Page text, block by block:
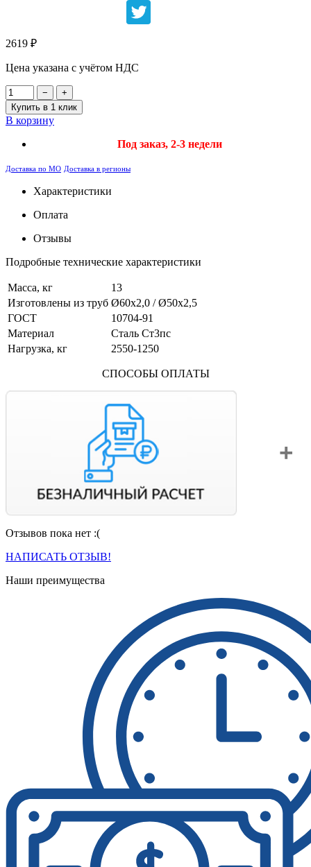
2619 ₽
Цена указана с учётом НДС
−
+
Купить в 1 клик
В корзину
Под заказ, 2-3 недели
Доставка по МО Доставка в регионы
Характеристики
Оплата
Отзывы
Подробные технические характеристики
Масса, кг
13
Изготовлены из труб Ø60х2,0 / Ø50х2,5
ГОСТ
10704-91
Материал
Сталь Ст3пс
Нагрузка, кг
2550-1250
СПОСОБЫ ОПЛАТЫ
Вы можете оплатить свой заказ по безналичному расчету
счет на оплату.
Отзывов пока нет :(
НАПИСАТЬ ОТЗЫВ!
Наши преимущества